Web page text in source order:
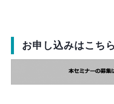
お申し込みはこちら